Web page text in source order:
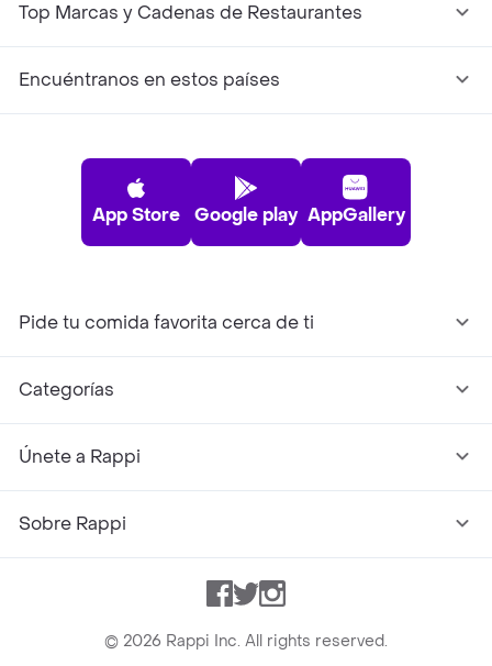
Top Marcas y Cadenas de Restaurantes
Encuéntranos en estos países
App Store Google play AppGallery
Pide tu comida favorita cerca de ti
Categorías
Únete a Rappi
Sobre Rappi
Facebook
TwitterInstagram
© 2026 Rappi Inc. All rights reserved.